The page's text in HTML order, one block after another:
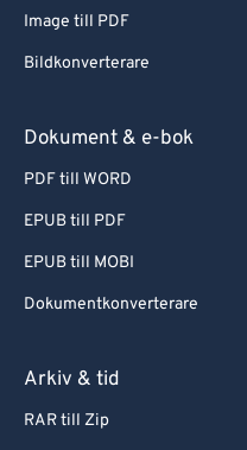
Image till PDF
Bildkonverterare
Dokument & e-bok
PDF till WORD
EPUB till PDF
EPUB till MOBI
Dokumentkonverterare
Arkiv & tid
RAR till Zip